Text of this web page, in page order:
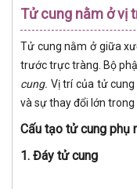
Tử cung nằm ở vị
Tử cung nằm ở giữa
trước trực tràng. Bộ
cung. Vị trí của tử
và sự thay đổi lớn
Cấu tạo tử cung phụ
1. Đáy tử cung